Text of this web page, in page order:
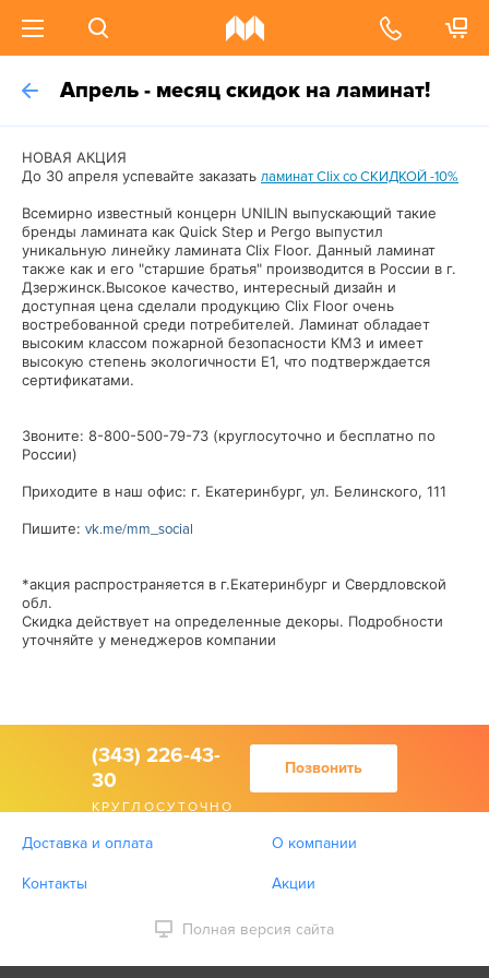
Апрель - месяц скидок на ламинат!
НОВАЯ АКЦИЯ
До 30 апреля успевайте заказать ламинат Clix со СКИДКОЙ -10%
Всемирно известный концерн UNILIN выпускающий такие
бренды ламината как Quick Step и Pergo выпустил
уникальную линейку ламината Clix Floor. Данный ламинат
также как и его "старшие братья" производится в России в г.
Дзержинск.Высокое качество, интересный дизайн и
доступная цена сделали продукцию Clix Floor очень
востребованной среди потребителей. Ламинат обладает
высоким классом пожарной безопасности КМ3 и имеет
высокую степень экологичности E1, что подтверждается
сертификатами.
Звоните: 8-800-500-79-73 (круглосуточно и бесплатно по
России)
Приходите в наш офис: г. Екатеринбург, ул. Белинского, 111
Пишите: vk.me/mm_social
*акция распространяется в г.Екатеринбург и Свердловской
обл.
Скидка действует на определенные декоры. Подробности
уточняйте у менеджеров компании
(343) 226-43-
30
КРУГЛОСУТОЧНО
Позвонить
Доставка и оплата О компании
Контакты Акции
Полная версия сайта